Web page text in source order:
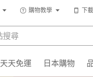
購物教學 下
天天免運 日本購物